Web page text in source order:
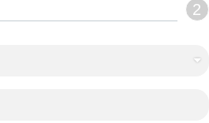
FORMULAIRE : 2